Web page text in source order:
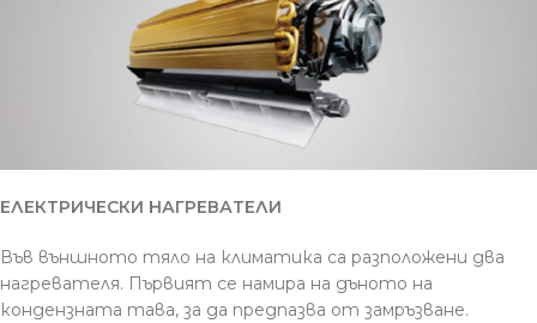
ЕЛЕКТРИЧЕСКИ НАГРЕВАТЕЛИ
Във външното тяло на климатика са разположени два
нагревателя. Първият се намира на дъното на
кондензната тава, за да предпазва от замръзване.